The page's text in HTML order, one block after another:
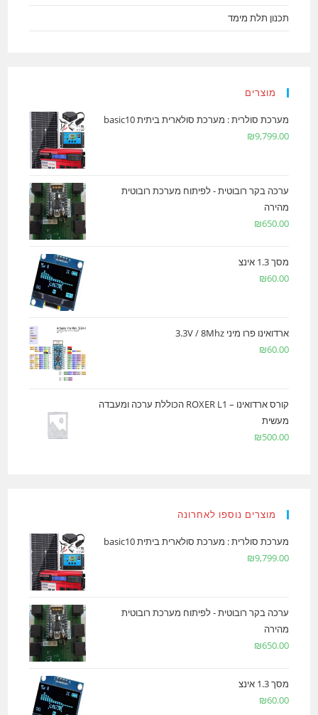
תכנון תלת מימד
מוצרים
מערכת סולרית : מערכת סולארית ביתית basic10
₪9,799.00
ערכה בקר רובוטית - לפיתוח מערכת רובוטית
מהירה
₪650.00
מסך 1.3 אינצ
₪60.00
ארדואינו פרו מיני 3.3V / 8Mhz
₪60.00
קורס ארדואינו – ROXER L1 הכוללת ערכה ומעבדה
מעשית
₪500.00
מוצרים נוספו לאחרונה
מערכת סולרית : מערכת סולארית ביתית basic10
₪9,799.00
ערכה בקר רובוטית - לפיתוח מערכת רובוטית
מהירה
₪650.00
מסך 1.3 אינצ
₪60.00